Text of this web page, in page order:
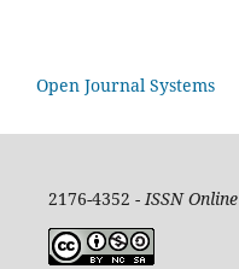
Open Journal Systems
2176-4352 -ISSN Online